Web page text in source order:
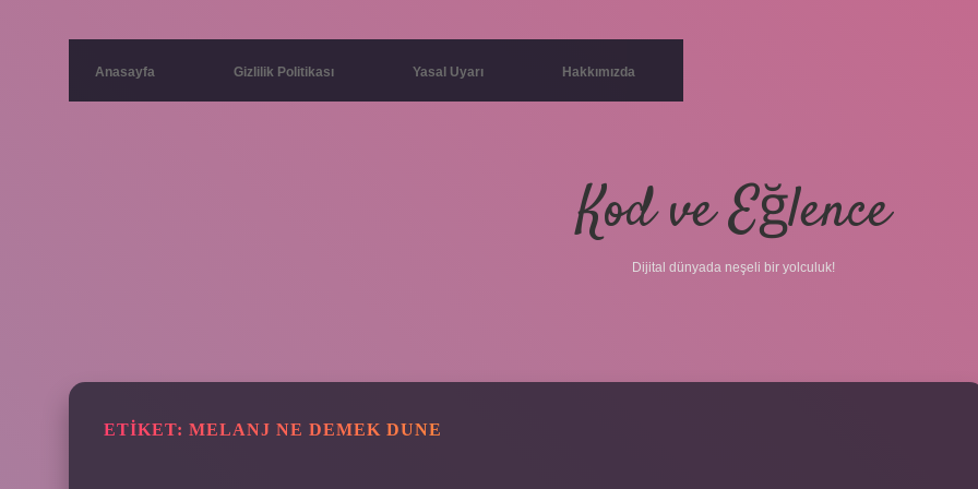
Anasayfa Gizlilik Politikası Yasal Uyarı Hakkımızda
Kod ve Eğlence
Dijital dünyada neşeli bir yolculuk!
ETIKET: MELANJ NE DEMEK DUNE